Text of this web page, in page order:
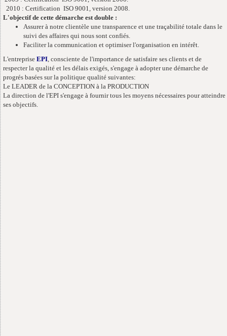
2010 : Certification ISO 9001, version 2008.
L'objectif de cette démarche est double :
Assurer à notre clientèle une transparence et une traçabilité totale dans le
suivi des affaires qui nous sont confiés.
Faciliter la communication et optimiser l'organisation en intérêt.
L'entreprise EPI, consciente de l'importance de satisfaire ses clients et de
respecter la qualité et les délais exigés, s'engage à adopter une démarche de
progrés basées sur la politique qualité suivantes:
Le LEADER de la CONCEPTION à la PRODUCTION
La direction de l'EPI s'engage à fournir tous les moyens nécessaires pour atteindre
ses objectifs.